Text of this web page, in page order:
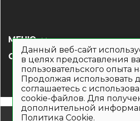
СОЦ СЕТИ
МЕНЮ
© 2019- 2026. Общество с
Данный веб-сайт
в целях предоставления
пользовательского опыта
Продолжая использовать
соглашаетесь с
cookie-файлов. Для
дополнительной
Политика Cookie.